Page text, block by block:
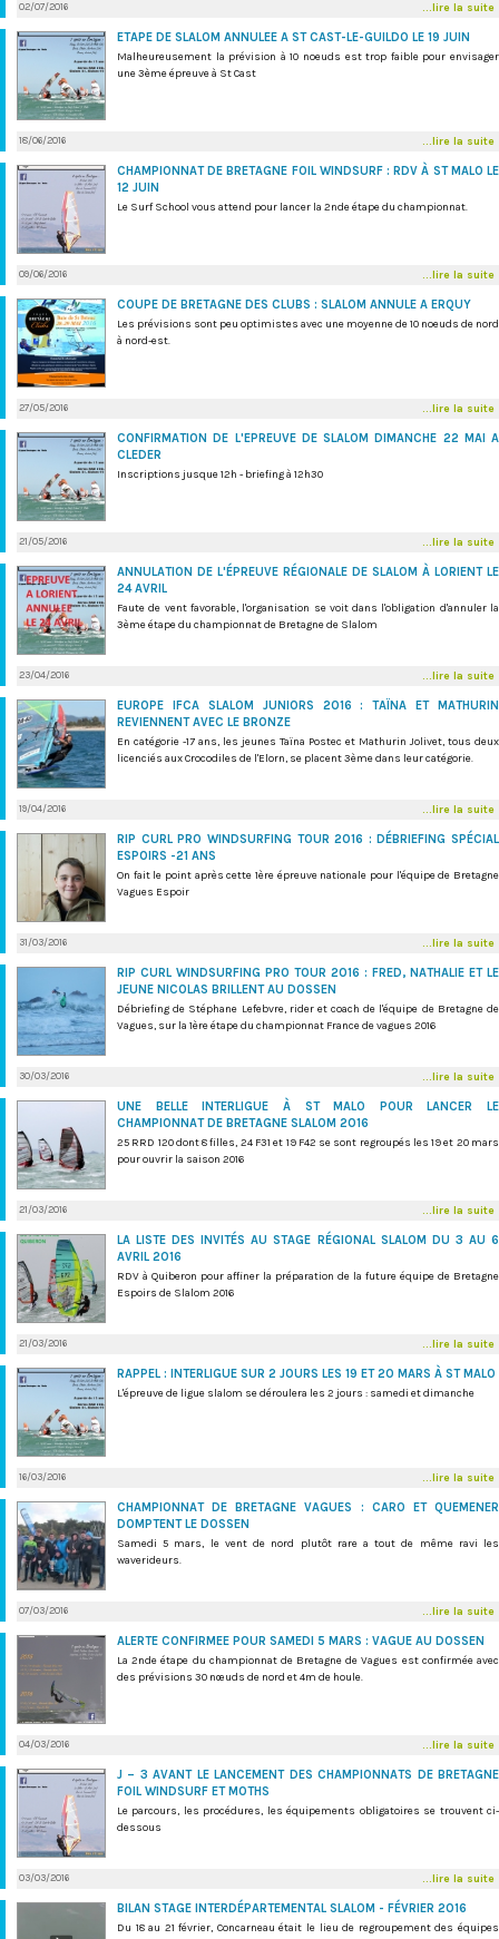
02/07/2016 ...lire la suite
ETAPE DE SLALOM ANNULEE A ST CAST-LE-GUILDO LE 19 JUIN
Malheureusement la prévision à 10 noeuds est trop faible pour envisager
une 3ème épreuve à St Cast
18/06/2016 ...lire la suite
CHAMPIONNAT DE BRETAGNE FOIL WINDSURF : RDV À ST MALO LE
12 JUIN
Le Surf School vous attend pour lancer la 2nde étape du championnat.
09/06/2016 ...lire la suite
COUPE DE BRETAGNE DES CLUBS : SLALOM ANNULE A ERQUY
Les prévisions sont peu optimistes avec une moyenne de 10 noeuds de nord
à nord-est.
27/05/2016 ...lire la suite
CONFIRMATION DE L'EPREUVE DE SLALOM DIMANCHE 22 MAI A
CLEDER
Inscriptions jusque 12h - briefing à 12h30
21/05/2016 ...lire la suite
ANNULATION DE L'ÉPREUVE RÉGIONALE DE SLALOM À LORIENT LE
24 AVRIL
Faute de vent favorable, l'organisation se voit dans l'obligation d'annuler la
3ème étape du championnat de Bretagne de Slalom
23/04/2016 ...lire la suite
EUROPE IFCA SLALOM JUNIORS 2016 : TAÏNA ET MATHURIN
REVIENNENT AVEC LE BRONZE
En catégorie -17 ans, les jeunes Taïna Postec et Mathurin Jolivet, tous deux
licenciés aux Crocodiles de l'Elorn, se placent 3ème dans leur catégorie.
19/04/2016 ...lire la suite
RIP CURL PRO WINDSURFING TOUR 2016 : DÉBRIEFING SPÉCIAL
ESPOIRS -21 ANS
On fait le point après cette 1ère épreuve nationale pour l'équipe de Bretagne
Vagues Espoir
31/03/2016 ...lire la suite
RIP CURL WINDSURFING PRO TOUR 2016 : FRED, NATHALIE ET LE
JEUNE NICOLAS BRILLENT AU DOSSEN
Débriefing de Stéphane Lefebvre, rider et coach de l'équipe de Bretagne de
Vagues, sur la 1ère étape du championnat France de vagues 2016
30/03/2016 ...lire la suite
UNE BELLE INTERLIGUE À ST MALO POUR LANCER LE
CHAMPIONNAT DE BRETAGNE SLALOM 2016
25 RRD 120 dont 8 filles, 24 F31 et 19 F42 se sont regroupés les 19 et 20 mars
pour ouvrir la saison 2016
21/03/2016 ...lire la suite
LA LISTE DES INVITÉS AU STAGE RÉGIONAL SLALOM DU 3 AU 6
AVRIL 2016
RDV à Quiberon pour affiner la préparation de la future équipe de Bretagne
Espoirs de Slalom 2016
21/03/2016 ...lire la suite
RAPPEL : INTERLIGUE SUR 2 JOURS LES 19 ET 20 MARS À ST MALO
L'épreuve de ligue slalom se déroulera les 2 jours : samedi et dimanche
16/03/2016 ...lire la suite
CHAMPIONNAT DE BRETAGNE VAGUES : CARO ET QUEMENER
DOMPTENT LE DOSSEN
Samedi 5 mars, le vent de nord plutôt rare a tout de même ravi les
waverideurs.
07/03/2016 ...lire la suite
ALERTE CONFIRMEE POUR SAMEDI 5 MARS : VAGUE AU DOSSEN
La 2nde étape du championnat de Bretagne de Vagues est confirmée avec
des prévisions 30 nœuds de nord et 4m de houle.
04/03/2016 ...lire la suite
J – 3 AVANT LE LANCEMENT DES CHAMPIONNATS DE BRETAGNE
FOIL WINDSURF ET MOTHS
Le parcours, les procédures, les équipements obligatoires se trouvent ci-
dessous
03/03/2016 ...lire la suite
BILAN STAGE INTERDÉPARTEMENTAL SLALOM - FÉVRIER 2016
Du 18 au 21 février, Concarneau était le lieu de regroupement des équipes